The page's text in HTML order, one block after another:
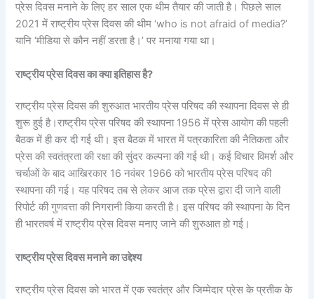
प्रेस दिवस मनाने के लिए हर साल एक थीम तैयार की जाती है। पिछले साल
2021 में राष्ट्रीय प्रेस दिवस की थीम ‘who is not afraid of media?’
यानि ‘मीडिया से कौन नहीं डरता है।’ पर मनाया गया था।
राष्ट्रीय प्रेस दिवस का क्या इतिहास है?
राष्ट्रीय प्रेस दिवस की शुरुआत भारतीय प्रेस परिषद की स्थापना दिवस से ही
शुरू हुई है।राष्ट्रीय प्रेस परिषद की स्थापना 1956 में प्रेस आयोग की पहली
बैठक में ही कर दी गई थी। इस बैठक में भारत में पत्रकारिता की नैतिकता और
प्रेस की स्वतंत्रता की रक्षा की सुंदर कल्पना की गई थी। कई विचार विमर्श और
चर्चाओं के बाद आखिरकार 16 नवंबर 1966 को भारतीय प्रेस परिषद की
स्थापना की गई। यह परिषद तब से लेकर आज तक प्रेस द्वारा दी जाने वाली
रिपोर्ट की गुणवत्ता की निगरानी किया करती है। इस परिषद की स्थापना के दिन
ही भारतवर्ष में राष्ट्रीय प्रेस दिवस मनाए जाने की शुरुआत हो गई।
राष्ट्रीय प्रेस दिवस मनाने का उद्देश्य
राष्ट्रीय प्रेस दिवस को भारत में एक स्वतंत्र और जिम्मेदार प्रेस के प्रतीक के